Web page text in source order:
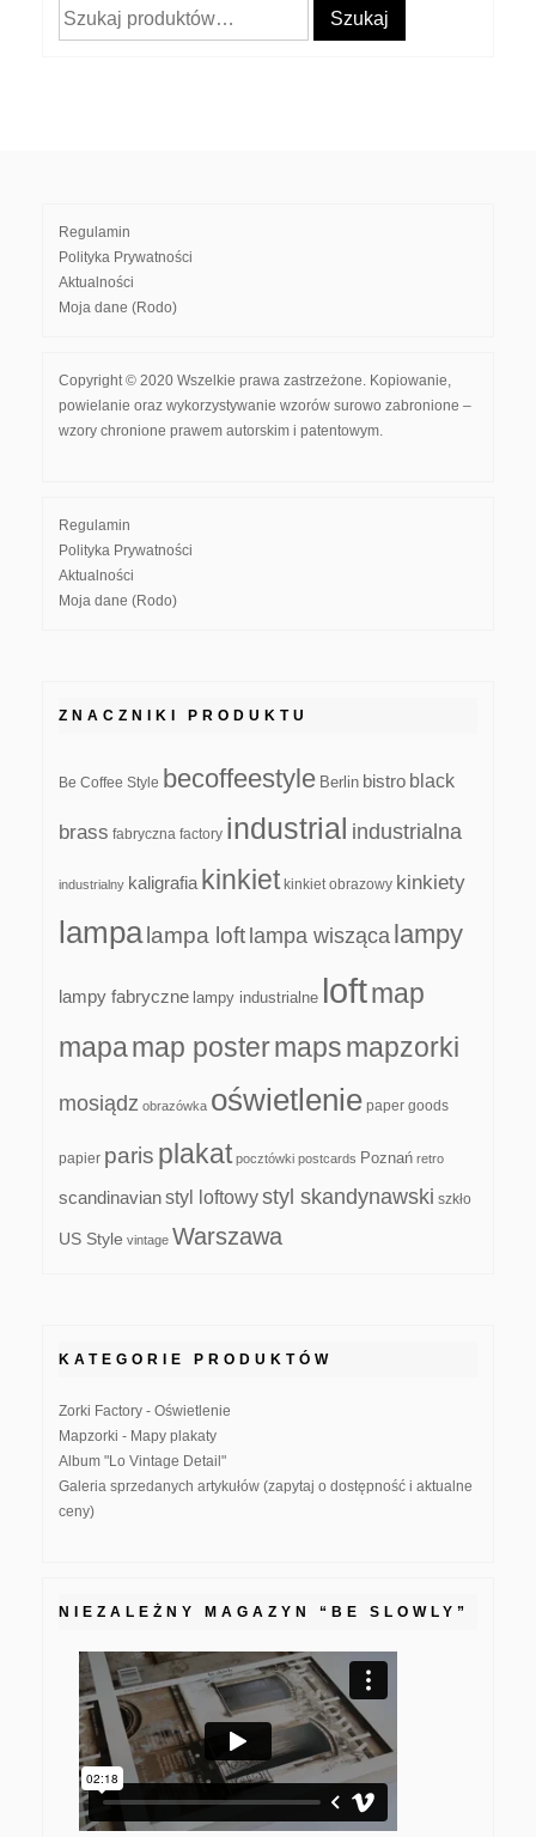
Szukaj: Szukaj
Regulamin
Polityka Prywatności
Aktualności
Moja dane (Rodo)
Copyright © 2020 Wszelkie prawa zastrzeżone. Kopiowanie,
powielanie oraz wykorzystywanie wzorów surowo zabronione –
wzory chronione prawem autorskim i patentowym.
Regulamin
Polityka Prywatności
Aktualności
Moja dane (Rodo)
ZNACZNIKI PRODUKTU
Be Coffee Style becoffeestyle Berlin bistro black
brass fabryczna factory industrial industrialna
industrialny kaligrafia kinkiet kinkiet obrazowy kinkiety
lampa lampa loft lampa wisząca lampy
lampy fabryczne lampy industrialne loftmap
mapamap postermapsmapzorki
mosiądz obrazówka oświetlenie paper goods
papier paris plakat pocztówki postcards Poznań retro
scandinavianstyl loftowystyl skandynawski szkło
US Style vintage Warszawa
KATEGORIE PRODUKTÓW
Zorki Factory - Oświetlenie
Mapzorki - Mapy plakaty
Album "Lo Vintage Detail"
Galeria sprzedanych artykułów (zapytaj o dostępność i aktualne
ceny)
NIEZALEŻNY MAGAZYN “BE SLOWLY”